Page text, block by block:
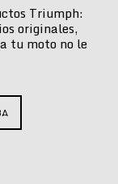
Triumph:
originales,
tu moto no le